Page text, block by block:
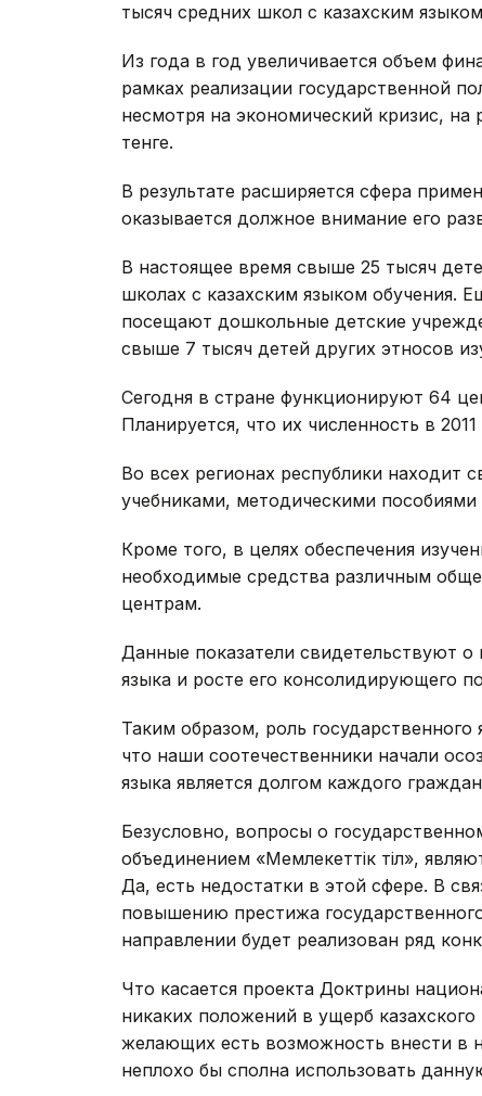
тысяч средних школ с казахским
Из года в год увеличивается объем
рамках реализации государственной
несмотря на экономический кризис,
тенге.
В результате расширяется сфера
оказывается должное внимание его
В настоящее время свыше 25 тысяч
школах с казахским языком обучения.
посещают дошкольные детские
свыше 7 тысяч детей других этносов
Сегодня в стране функционируют 64
Планируется, что их численность в
Во всех регионах республики
учебниками, методическими пособиями
Кроме того, в целях обеспечения
необходимые средства различным
центрам.
Данные показатели свидетельствуют о
языка и росте его консолидирующего
Таким образом, роль
что наши соотечественники начали
языка является долгом каждого
Безусловно, вопросы о
объединением «Мемлекеттік тіл»,
Да, есть недостатки в этой сфере. В
повышению престижа
направлении будет реализован ряд
Что касается проекта Доктрины
никаких положений в ущерб
желающих есть возможность внести в
неплохо бы сполна использовать